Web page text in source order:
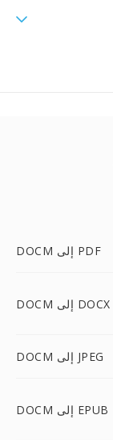
DOCM إلى PDF
DOCM إلى DOCX
DOCM إلى JPEG
DOCM إلى EPUB